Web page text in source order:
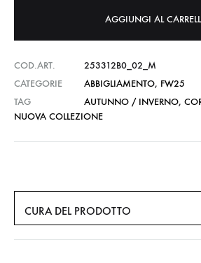
AGGIUNGI AL
COD.ART.
253312B0_02_M
CATEGORIE
ABBIGLIAMENTO, FW25
TAG
AUTUNNO / INVERNO,
NUOVA COLLEZIONE
CURA DEL PRODOTTO